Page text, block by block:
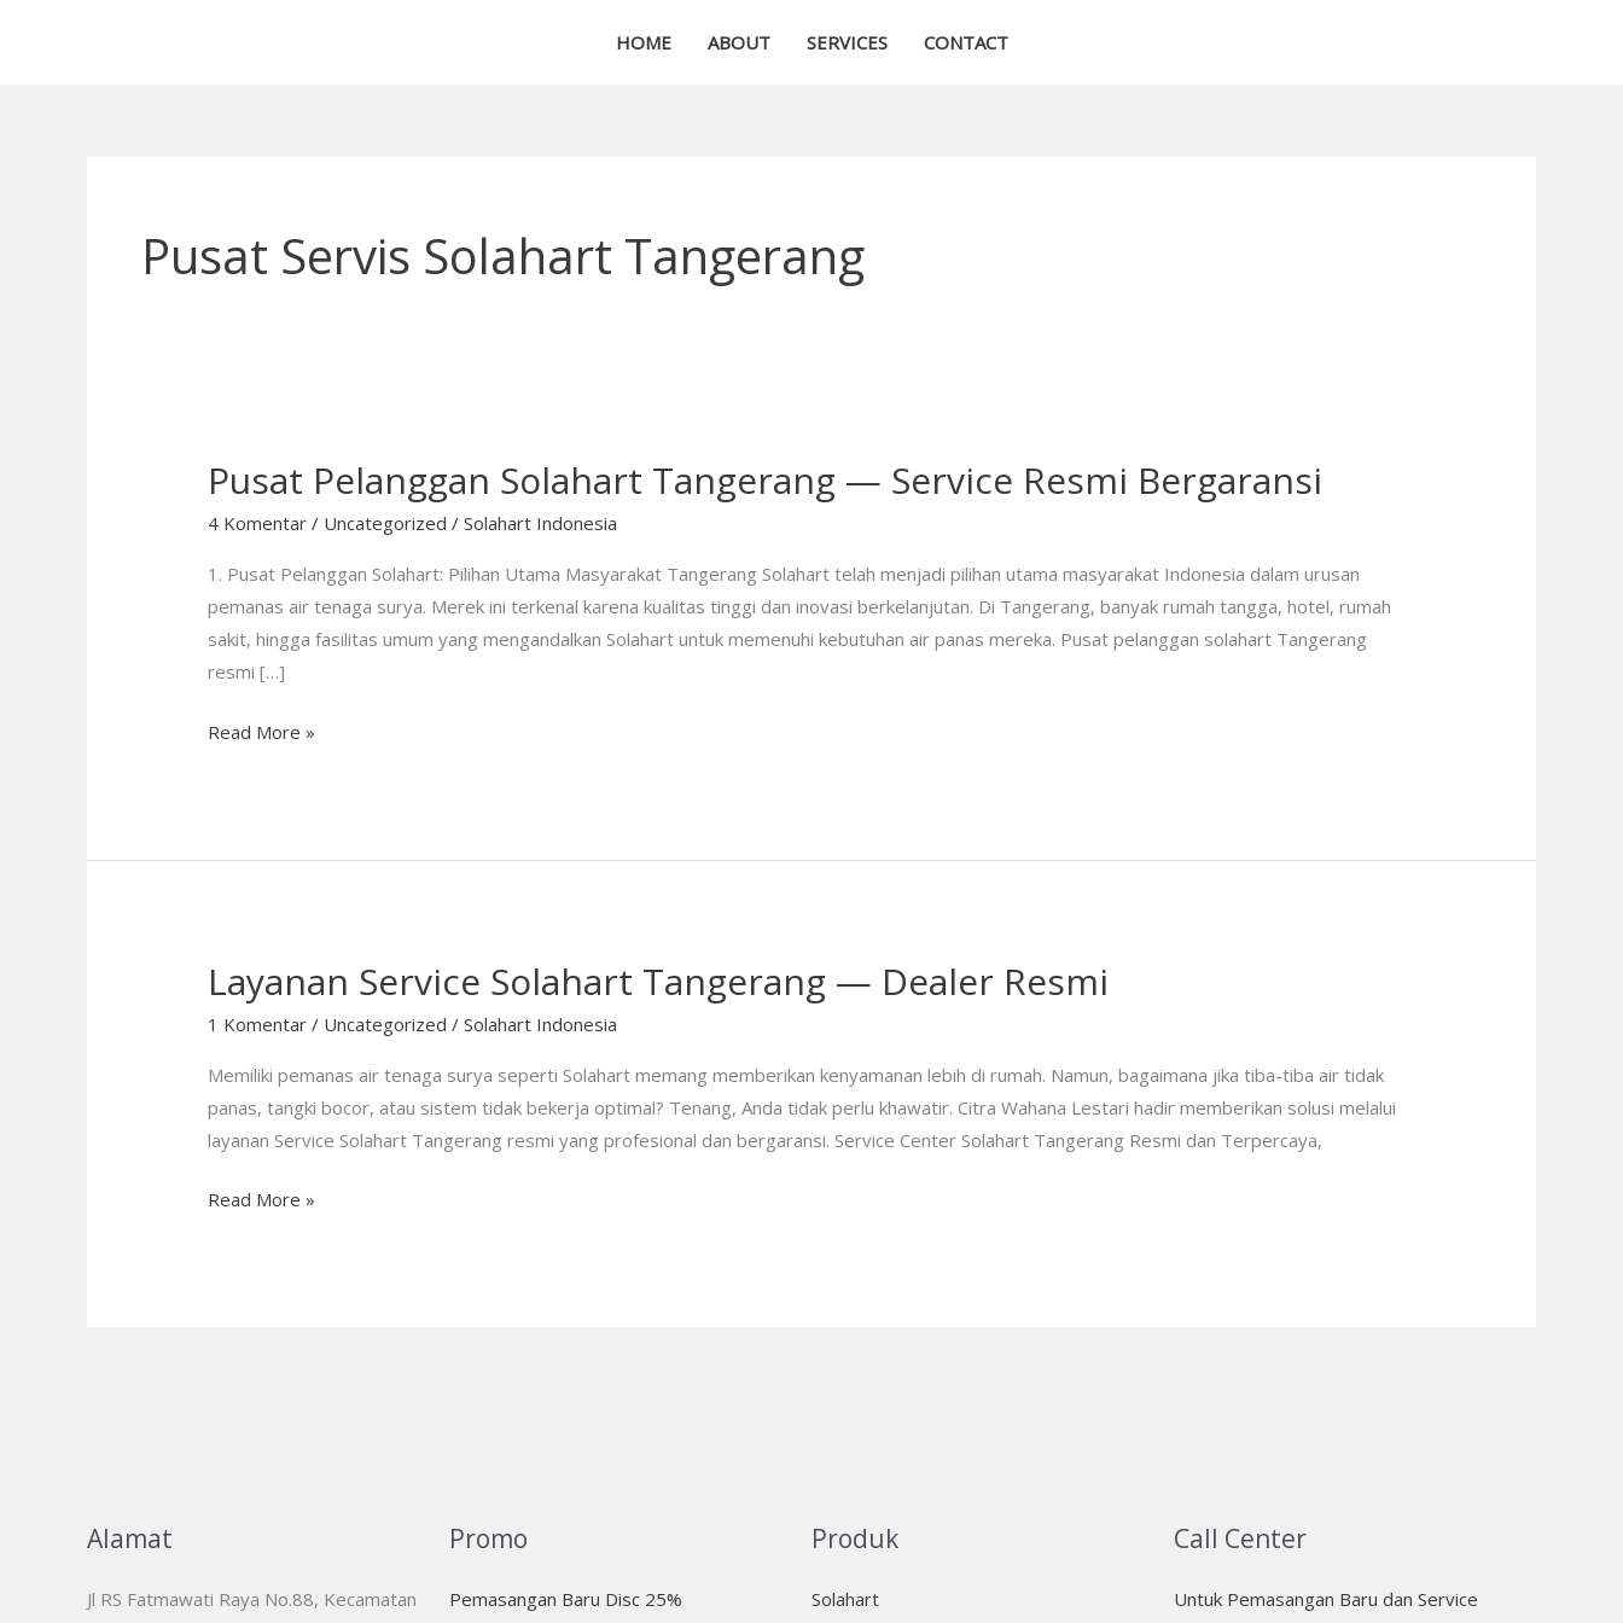
HOME ABOUT SERVICES CONTACT
Pusat Servis Solahart Tangerang
Pusat Pelanggan Solahart Tangerang — Service Resmi Bergaransi
4 Komentar / Uncategorized /Solahart Indonesia
1. Pusat Pelanggan Solahart: Pilihan Utama Masyarakat Tangerang Solahart telah menjadi pilihan utama masyarakat Indonesia dalam urusan
pemanas air tenaga surya. Merek ini terkenal karena kualitas tinggi dan inovasi berkelanjutan. Di Tangerang, banyak rumah tangga, hotel, rumah
sakit, hingga fasilitas umum yang mengandalkan Solahart untuk memenuhi kebutuhan air panas mereka. Pusat pelanggan solahart Tangerang
resmi […]
Pusat
Solahart
Tangerang
—
Service
Resmi
Read More »
Layanan Service Solahart Tangerang — Dealer Resmi
1 Komentar / Uncategorized /Solahart Indonesia
Memiliki pemanas air tenaga surya seperti Solahart memang memberikan kenyamanan lebih di rumah. Namun, bagaimana jika tiba-tiba air tidak
panas, tangki bocor, atau sistem tidak bekerja optimal? Tenang, Anda tidak perlu khawatir. Citra Wahana Lestari hadir memberikan solusi melalui
layanan Service Solahart Tangerang resmi yang profesional dan bergaransi. Service Center Solahart Tangerang Resmi dan Terpercaya,
Layanan
Service
Solahart
Tangerang
—
Dealer
Read More »
Alamat
Jl RS Fatmawati Raya No.88, Kecamatan
Promo
Pemasangan Baru Disc 25%
Produk
Solahart
Call Center
Untuk Pemasangan Baru dan Service